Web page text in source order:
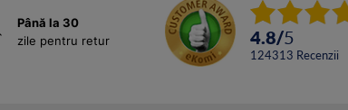
Până la 30
zile pentru retur
4.8/5
124313 Recenzii